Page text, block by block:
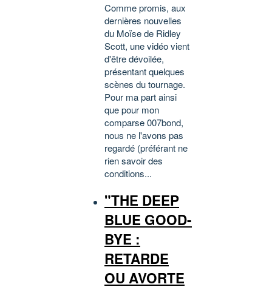
Comme promis, aux
dernières nouvelles
du Moïse de Ridley
Scott, une vidéo vient
d'être dévoilée,
présentant quelques
scènes du tournage.
Pour ma part ainsi
que pour mon
comparse 007bond,
nous ne l'avons pas
regardé (préférant ne
rien savoir des
conditions...
"THE DEEP
BLUE GOOD-
BYE :
RETARDE
OU AVORTE